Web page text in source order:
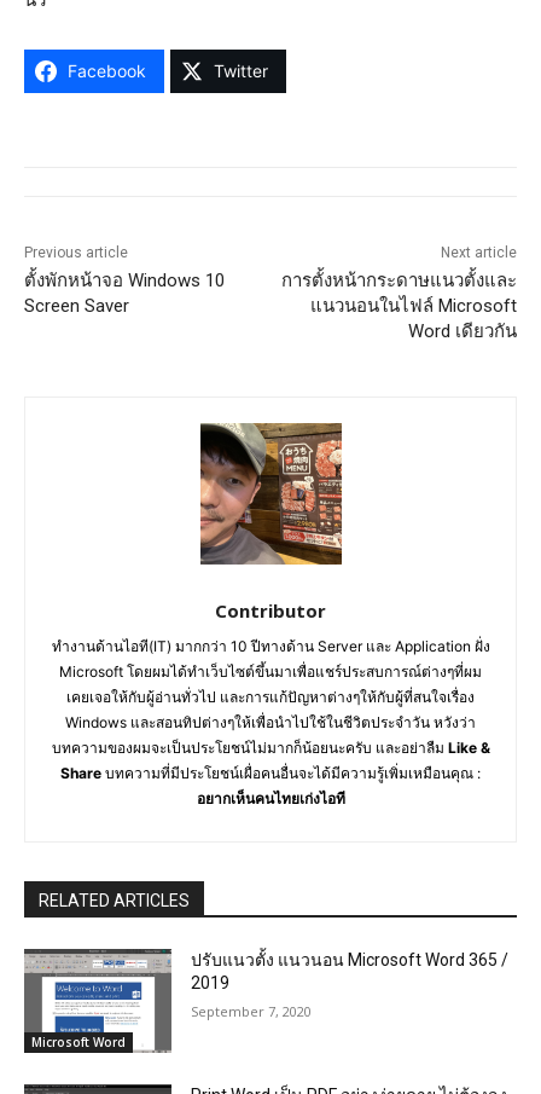
Facebook Twitter
Previous article
ตั้งพักหน้าจอ Windows 10
Screen Saver
Next article
การตั้งหน้ากระดาษแนวตั้งและ
แนวนอนในไฟล์ Microsoft
Word เดียวกัน
Contributor
ทำงานด้านไอที(IT) มากกว่า 10 ปีทางด้าน Server และ Application ฝั่ง
Microsoft โดยผมได้ทำเว็บไซต์ขึ้นมาเพื่อแชร์ประสบการณ์ต่างๆที่ผม
เคยเจอให้กับผู้อ่านทั่วไป และการแก้ปัญหาต่างๆให้กับผู้ที่สนใจเรื่อง
Windows และสอนทิปต่างๆให้เพื่อนำไปใช้ในชีวิตประจำวัน หวังว่า
บทความของผมจะเป็นประโยชน์ไม่มากก็น้อยนะครับ และอย่าลืม Like &
Share บทความที่มีประโยชน์เผื่อคนอื่นจะได้มีความรู้เพิ่มเหมือนคุณ :
อยากเห็นคนไทยเก่งไอที
RELATED ARTICLES
Microsoft Word
ปรับแนวตั้ง แนวนอน Microsoft Word 365 /
2019
September 7, 2020